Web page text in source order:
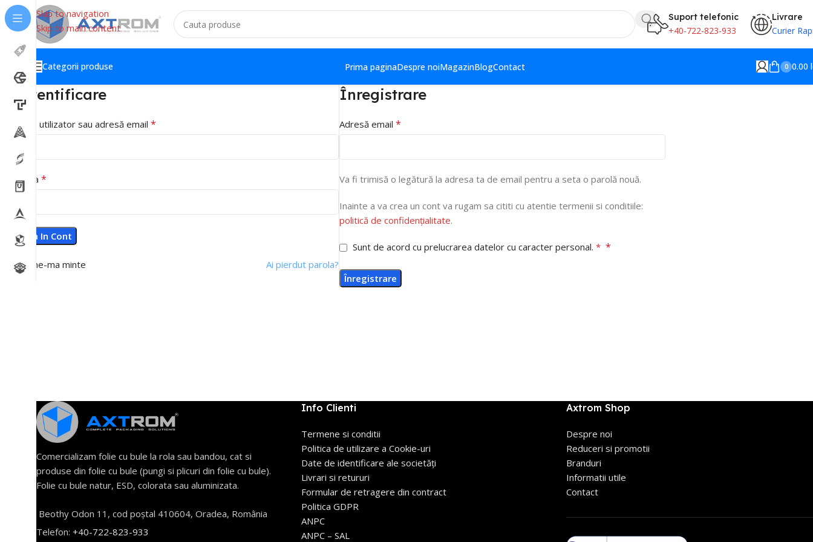
Skip to navigation
Skip to main content
Suport telefonic
+40-722-823-933
Livrare
Curier
Categorii produse Prima paginaDespre noiMagazinBlogContact 0 0.00
Autentificare
Nume utilizator sau adresă email *
Parola *
Intra In Cont
Ai pierdut parola?
Tine-ma minte
Înregistrare
Adresă email *
Va fi trimisă o legătură la adresa ta de email pentru a seta o parolă nouă.
Inainte a va crea un cont va rugam sa cititi cu atentie termenii si conditiile:
politică de confidențialitate.
Sunt de acord cu prelucrarea datelor cu caracter personal. * *
Înregistrare
Comercializam folie cu bule la rola sau bandou, cat si
produse din folie cu bule (pungi si plicuri din folie cu bule).
Folie cu bule natur, ESD, colorata sau aluminizata.
Beothy Odon 11, cod poștal 410604, Oradea, România
Telefon: +40-722-823-933
Info Clienti
Termene si conditii
Politica de utilizare a Cookie-uri
Date de identificare ale societăți
Livrari si retururi
Formular de retragere din contract
Politica GDPR
ANPC
ANPC – SAL
Axtrom Shop
Despre noi
Reduceri si promotii
Branduri
Informatii utile
Contact